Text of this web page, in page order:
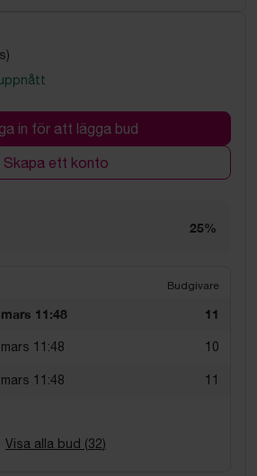
in för att lägga bud
Skapa ett konto
25%
Budgivare
11:48 11
11:48 10
11:48 11
Visa alla bud (32)